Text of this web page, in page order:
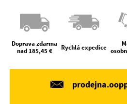
Doprava zdarma
nad 185,45 €
Rychlá expedice